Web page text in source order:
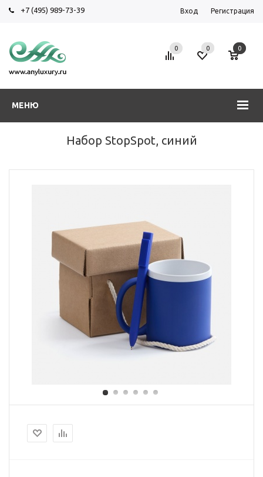
+7 (495) 989-73-39 Вход Регистрация
МЕНЮ
0 0 0
Набор StopSpot, синий